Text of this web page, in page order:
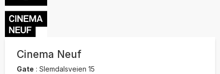
Cinema Neuf
Gate : Slemdalsveien 15